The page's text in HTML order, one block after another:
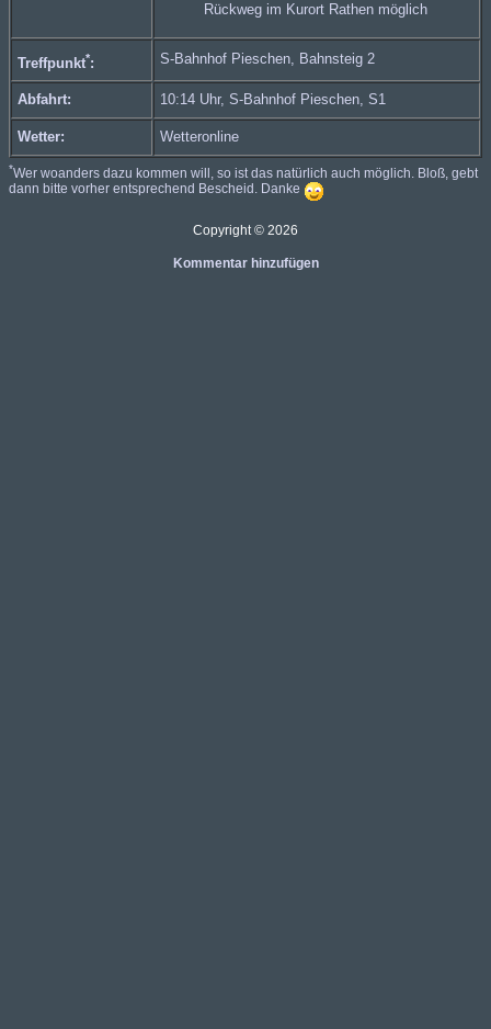
Rückweg im Kurort Rathen möglich
Treffpunkt*: S-Bahnhof Pieschen, Bahnsteig 2
Abfahrt: 10:14 Uhr, S-Bahnhof Pieschen, S1
Wetter: Wetteronline
*Wer woanders dazu kommen will, so ist das natürlich auch möglich. Bloß, gebt
dann bitte vorher entsprechend Bescheid. Danke
Copyright © 2026
Kommentar hinzufügen